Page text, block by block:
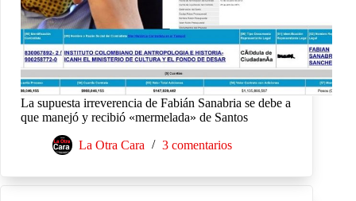
La supuesta irreverencia de Fabián Sanabria se debe a
que manejó y recibió «mermelada» de Santos
La Otra Cara 3 comentarios